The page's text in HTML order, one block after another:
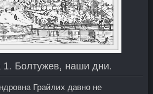
1. Болтужев, наши дни.
Грайлих давно не